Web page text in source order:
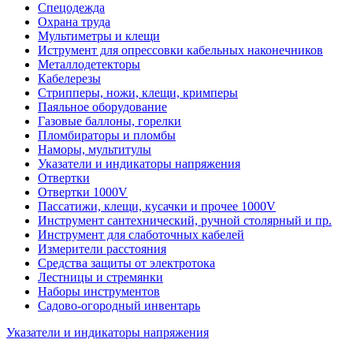
Спецодежда
Охрана труда
Мультиметры и клещи
Иструмент для опрессовки кабельных наконечников
Металлодетекторы
Кабелерезы
Стрипперы, ножи, клещи, кримперы
Паяльное оборудование
Газовые баллоны, горелки
Пломбираторы и пломбы
Наморы, мультитулы
Указатели и индикаторы напряжения
Отвертки
Отвертки 1000V
Пассатижи, клещи, кусачки и прочее 1000V
Инструмент сантехнический, ручной столярный и пр.
Инструмент для слаботочных кабелей
Измерители расстояния
Средства защиты от электротока
Лестницы и стремянки
Наборы инструментов
Садово-огородный инвентарь
Указатели и индикаторы напряжения